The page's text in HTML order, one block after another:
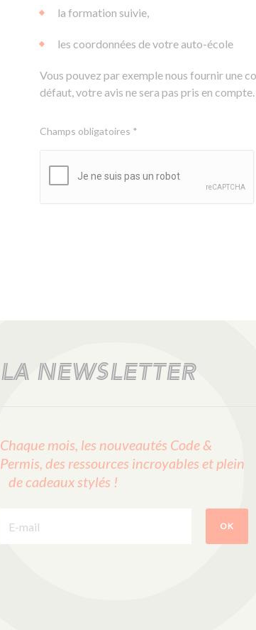
la formation suivie,
les coordonnées de votre auto-école
Vous pouvez par exemple nous fournir une
défaut, votre avis ne sera pas pris en compte.
Champs obligatoires *
LA NEWSLETTER
Chaque mois, les nouveautés Code &
Permis, des ressources incroyables et plein
de cadeaux stylés !
OK